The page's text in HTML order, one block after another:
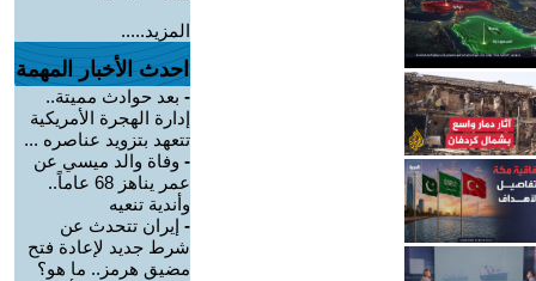
المزيد.....
احدث الأخبار المهمة
- بعد حوادث مميتة..
إدارة الهجرة الأمريكية
تتعهد بتزويد عناصره ...
- وفاة والد ميسي عن
عمر يناهز 68 عاماً..
وأندية تنعيه
- إيران تتحدث عن
شرط جديد لإعادة فتح
مضيق هرمز.. ما هو؟